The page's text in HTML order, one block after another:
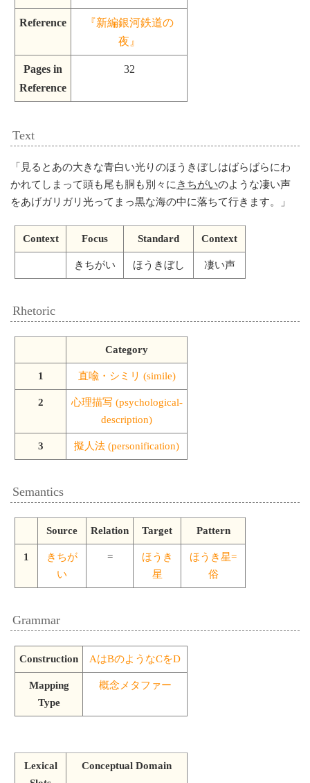
Reference
『新編銀河鉄道の
夜』
Pages in
Reference
32
Text
「 見るとあの大きな青白い光りのほうきぼしはばらばらにわ
かれてしまって頭も尾も胴も別々に きちがいのような凄い声
をあげガリガリ光ってまっ黒な海の中に落ちて行きます。
」
Context Focus Standard Context
きちがい ほうきぼし 凄い声
Rhetoric
Category
1 直喩・シミリ (simile)
2
心理描写 (psychological-
description)
3 擬人法 (personification)
Semantics
Source Relation Target Pattern
1
きちが
い
=
ほうき
星
ほうき星=
俗
Grammar
Construction AはBのようなCをD
Mapping
Type
概念メタファー
Lexical
Conceptual Domain